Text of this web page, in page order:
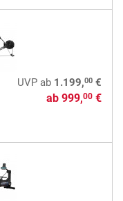
UVPab 1.199,00€
ab 999,00€